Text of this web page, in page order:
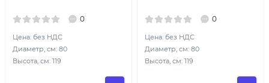
0
Цена: без НДС
Диаметр, см: 80
Высота, см: 119
0
Цена: без НДС
Диаметр, см: 80
Высота, см: 119